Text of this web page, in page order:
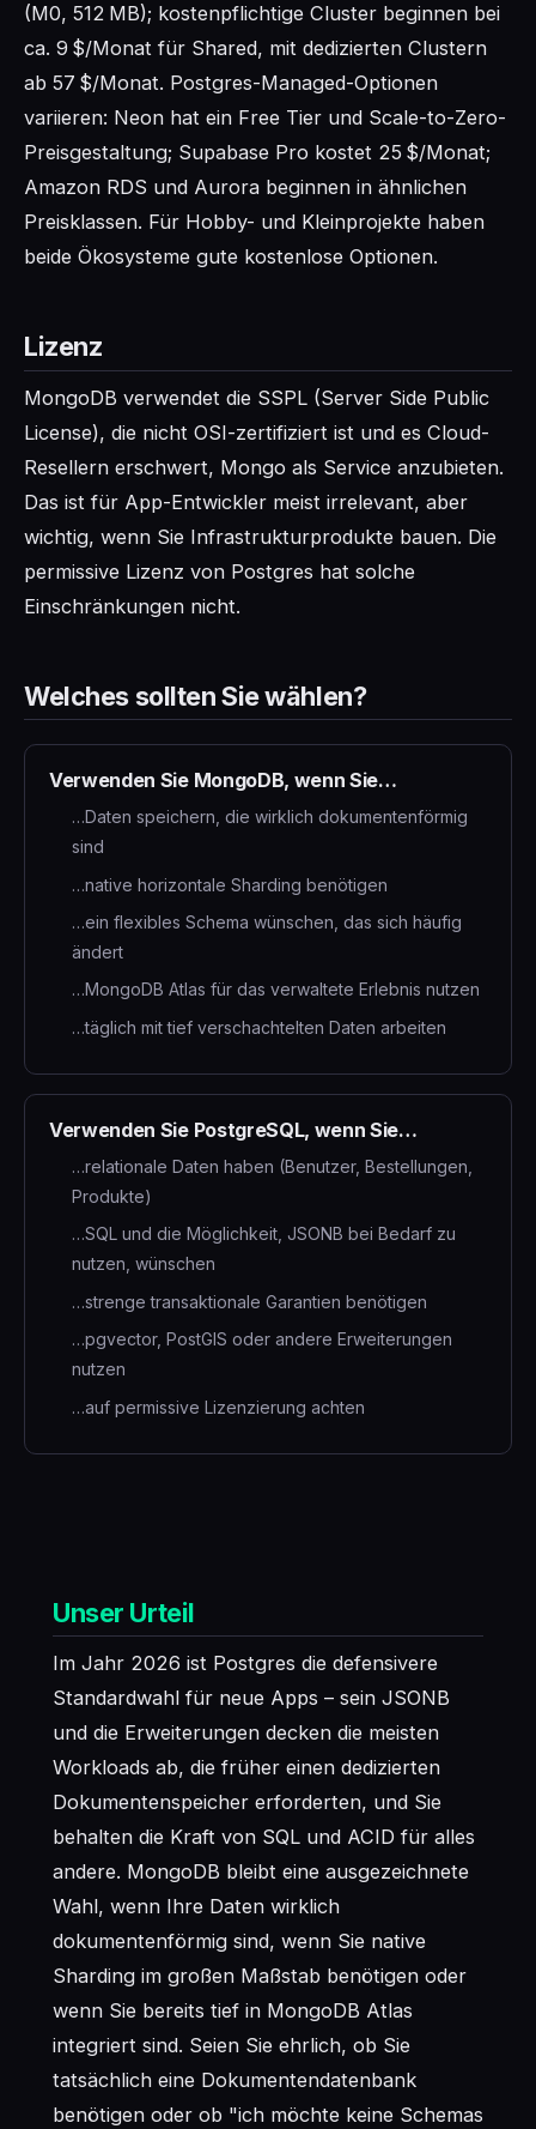
(M0, 512 MB); kostenpflichtige Cluster beginnen bei
ca. 9 $/Monat für Shared, mit dedizierten Clustern
ab 57 $/Monat. Postgres-Managed-Optionen
variieren: Neon hat ein Free Tier und Scale-to-Zero-
Preisgestaltung; Supabase Pro kostet 25 $/Monat;
Amazon RDS und Aurora beginnen in ähnlichen
Preisklassen. Für Hobby- und Kleinprojekte haben
beide Ökosysteme gute kostenlose Optionen.
Lizenz
MongoDB verwendet die SSPL (Server Side Public
License), die nicht OSI-zertifiziert ist und es Cloud-
Resellern erschwert, Mongo als Service anzubieten.
Das ist für App-Entwickler meist irrelevant, aber
wichtig, wenn Sie Infrastrukturprodukte bauen. Die
permissive Lizenz von Postgres hat solche
Einschränkungen nicht.
Welches sollten Sie wählen?
Verwenden Sie MongoDB, wenn Sie…
…Daten speichern, die wirklich dokumentenförmig
sind
…native horizontale Sharding benötigen
…ein flexibles Schema wünschen, das sich häufig
ändert
…MongoDB Atlas für das verwaltete Erlebnis nutzen
…täglich mit tief verschachtelten Daten arbeiten
Verwenden Sie PostgreSQL, wenn Sie…
…relationale Daten haben (Benutzer, Bestellungen,
Produkte)
…SQL und die Möglichkeit, JSONB bei Bedarf zu
nutzen, wünschen
…strenge transaktionale Garantien benötigen
…pgvector, PostGIS oder andere Erweiterungen
nutzen
…auf permissive Lizenzierung achten
Unser Urteil
Im Jahr 2026 ist Postgres die defensivere
Standardwahl für neue Apps – sein JSONB
und die Erweiterungen decken die meisten
Workloads ab, die früher einen dedizierten
Dokumentenspeicher erforderten, und Sie
behalten die Kraft von SQL und ACID für alles
andere. MongoDB bleibt eine ausgezeichnete
Wahl, wenn Ihre Daten wirklich
dokumentenförmig sind, wenn Sie native
Sharding im großen Maßstab benötigen oder
wenn Sie bereits tief in MongoDB Atlas
integriert sind. Seien Sie ehrlich, ob Sie
tatsächlich eine Dokumentendatenbank
benötigen oder ob "ich möchte keine Schemas